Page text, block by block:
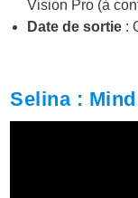
Vision Pro (à
Date de sortie :
Selina :